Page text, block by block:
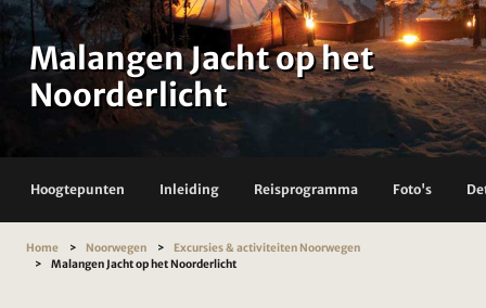
Malangen Jacht op het
Noorderlicht
Hoogtepunten Inleiding Reisprogramma Foto's
Home Noorwegen
Excursies & activiteiten Noorwegen
Malangen Jacht op het Noorderlicht